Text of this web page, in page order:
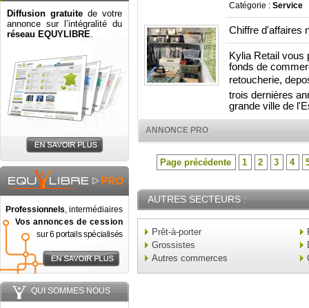
Diffusion gratuite de votre
annonce sur l’intégralité du
réseau EQUYLIBRE.
Professionnels, intermédiaires
Vos annonces de cession
sur 6 portails spécialisés
QUI SOMMES NOUS
Catégorie : Service
Chiffre d'affaires
Kylia Retail vous
fonds de
retoucherie,
trois dernières
grande ville de
ANNONCE PRO
Page précédente 1 2 3 4
AUTRES SECTEURS :
Prêt-à-porter
Grossistes
Autres commerces